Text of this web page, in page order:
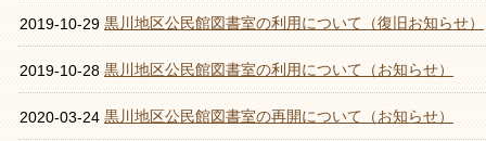
2019-10-29 黒川地区公民館図書室の利用について（復旧お知らせ）
2019-10-28 黒川地区公民館図書室の利用について（お知らせ）
2020-03-24 黒川地区公民館図書室の再開について（お知らせ）